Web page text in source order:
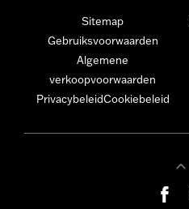
Sitemap
Gebruiksvoorwaarden
Algemene
verkoopvoorwaarden
PrivacybeleidCookiebeleid